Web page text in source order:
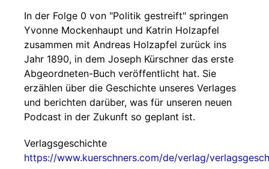
In der Folge 0 von "Politik gestreift" springen
Yvonne Mockenhaupt und Katrin Holzapfel
zusammen mit Andreas Holzapfel zurück ins
Jahr 1890, in dem Joseph Kürschner das erste
Abgeordneten-Buch veröffentlicht hat. Sie
erzählen über die Geschichte unseres Verlages
und berichten darüber, was für unseren neuen
Podcast in der Zukunft so geplant ist.
Verlagsgeschichte
https://www.kuerschners.com/de/verlag/